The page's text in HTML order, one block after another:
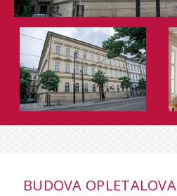
BUDOVA OPLETALOVA